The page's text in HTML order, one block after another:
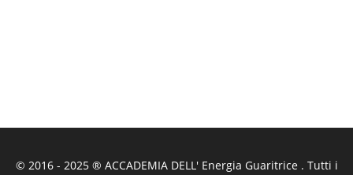
© 2016 - 2025 ® ACCADEMIA DELL' Energia Guaritrice . Tutti i